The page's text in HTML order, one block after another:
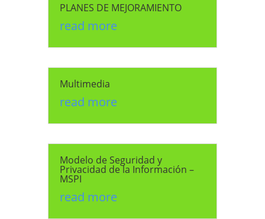
PLANES DE MEJORAMIENTO
read more
Multimedia
read more
Modelo de Seguridad y
Privacidad de la Información –
MSPI
read more